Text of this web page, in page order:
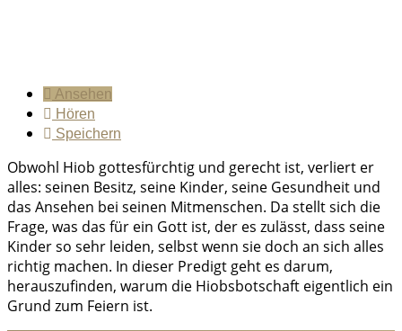
Ansehen
Hören
Speichern
Obwohl Hiob gottesfürchtig und gerecht ist, verliert er
alles: seinen Besitz, seine Kinder, seine Gesundheit und
das Ansehen bei seinen Mitmenschen. Da stellt sich die
Frage, was das für ein Gott ist, der es zulässt, dass seine
Kinder so sehr leiden, selbst wenn sie doch an sich alles
richtig machen. In dieser Predigt geht es darum,
herauszufinden, warum die Hiobsbotschaft eigentlich ein
Grund zum Feiern ist.